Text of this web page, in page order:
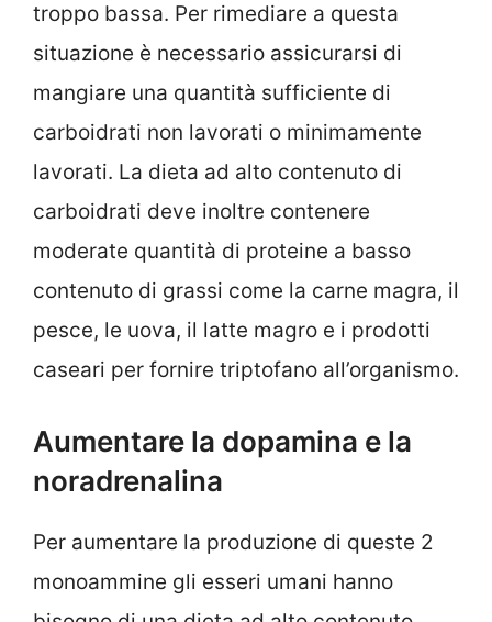
troppo bassa. Per rimediare a questa
situazione è necessario assicurarsi di
mangiare una quantità sufficiente di
carboidrati non lavorati o minimamente
lavorati. La dieta ad alto contenuto di
carboidrati deve inoltre contenere
moderate quantità di proteine a basso
contenuto di grassi come la carne magra, il
pesce, le uova, il latte magro e i prodotti
caseari per fornire triptofano all’organismo.
Aumentare la dopamina e la
noradrenalina
Per aumentare la produzione di queste 2
monoammine gli esseri umani hanno